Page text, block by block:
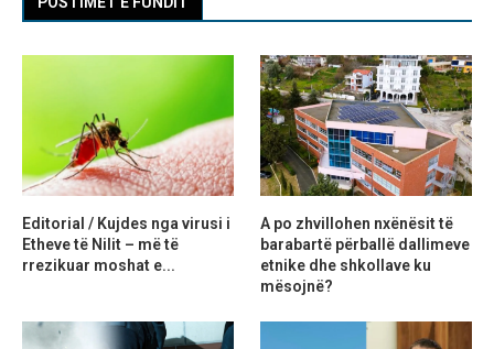
Editorial / Kujdes nga virusi i
Etheve të Nilit – më të
rrezikuar moshat e...
A po zhvillohen nxënësit të
barabartë përballë dallimeve
etnike dhe shkollave ku
mësojnë?